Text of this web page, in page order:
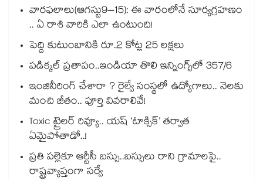
వారఫలాలు(ఆగస్టు9–15): ఈ వారంలోనే సూర్యగ్రహణం
.. ఏ రాశి వారికి ఎలా ఉంటుంది!
పెద్ది కుటుంబానికి రూ.2 కోట్ల 25 లక్షలు
పడిక్కల్‌‌ ప్రతాపం..ఇండియా తొలి ఇన్నింగ్స్‌‌లో 357/6
ఇంజినీరింగ్ చేశారా ? రైల్వే సంస్థలో ఉద్యోగాలు.. నెలకు
మంచి జీతం.. పూర్తి వివరాలివే!
Toxic ట్రైలర్ రివ్యూ.. యష్ ‘టాక్సిక్’ తర్వాత
ఏమైపోతాడో..!
ప్రతి పల్లెకూ ఆర్టీసీ బస్సు..బస్సులు రాని గ్రామాలపై..
రాష్ట్రవ్యాప్తంగా సర్వే